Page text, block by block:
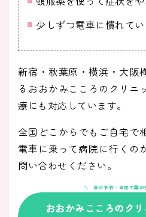
少しずつ電車に慣れて
新宿・秋葉原・横浜・大阪
るおおかみこころのクリニ
療にも対応しています。
全国どこからでもご自宅で
電車に乗って病院に行くの
問い合わせください。
当日予約・自宅で薬の
おおかみこころのク